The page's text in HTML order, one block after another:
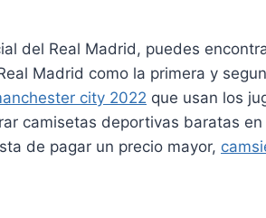
del Real Madrid, puedes
Madrid como la primera y
city 2022 que usan los
camisetas deportivas baratas
de pagar un precio mayor,